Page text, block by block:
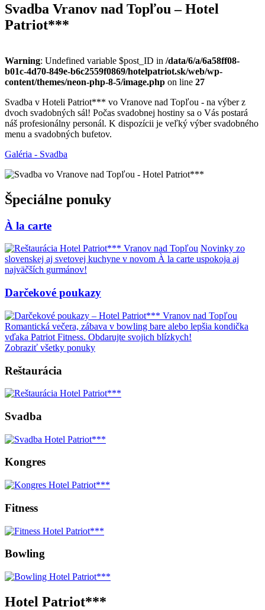
Svadba Vranov nad Topľou – Hotel
Patriot***
Warning: Undefined variable $post_ID in /data/6/a/6a58ff08-
b01c-4d70-849e-b6c2559f0869/hotelpatriot.sk/web/wp-
content/themes/neon-php-8-5/image.php on line 27
Svadba v Hoteli Patriot*** vo Vranove nad Topľou - na výber z
dvoch svadobných sál! Počas svadobnej hostiny sa o Vás postará
náš profesionálny personál. K dispozícii je veľký výber svadobného
menu a svadobných bufetov.
Galéria - Svadba
Špeciálne ponuky
À la carte
Novinky zo
slovenskej aj svetovej kuchyne v novom À la carte uspokoja aj
najväčších gurmánov!
Darčekové poukazy
Romantická večera, zábava v bowling bare alebo lepšia kondička
vďaka Patriot Fitness. Obdarujte svojich blízkych!
Zobraziť všetky ponuky
Reštaurácia
Svadba
Kongres
Fitness
Bowling
Hotel Patriot***